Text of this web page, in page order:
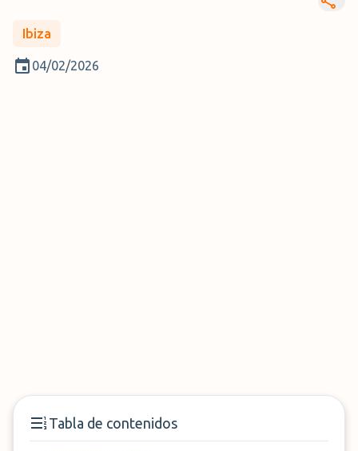
Ibiza
04/02/2026
Tabla de contenidos